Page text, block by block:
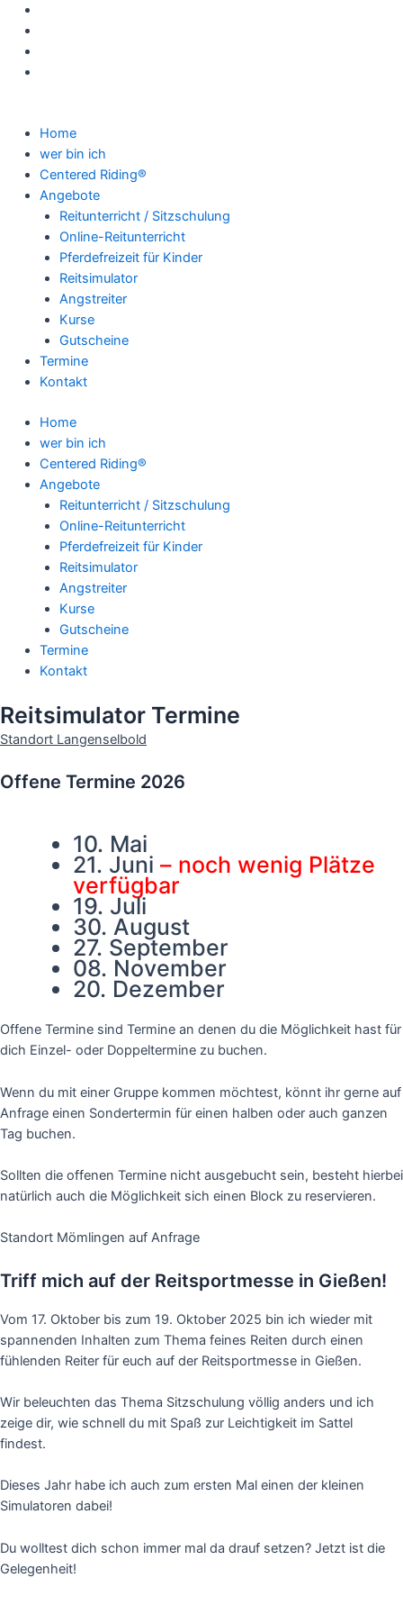
Zum
Inhalt
springen
Home
wer bin ich
Centered Riding®
Angebote
Reitunterricht / Sitzschulung
Online-Reitunterricht
Pferdefreizeit für Kinder
Reitsimulator
Angstreiter
Kurse
Gutscheine
Termine
Kontakt
Home
wer bin ich
Centered Riding®
Angebote
Reitunterricht / Sitzschulung
Online-Reitunterricht
Pferdefreizeit für Kinder
Reitsimulator
Angstreiter
Kurse
Gutscheine
Termine
Kontakt
Reitsimulator Termine
Standort Langenselbold
Offene Termine 2026
10. Mai
21. Juni– noch wenig Plätze
verfügbar
19. Juli
30. August
27. September
08. November
20. Dezember
Offene Termine sind Termine an denen du die Möglichkeit hast für
dich Einzel- oder Doppeltermine zu buchen.
Wenn du mit einer Gruppe kommen möchtest, könnt ihr gerne auf
Anfrage einen Sondertermin für einen halben oder auch ganzen
Tag buchen.
Sollten die offenen Termine nicht ausgebucht sein, besteht hierbei
natürlich auch die Möglichkeit sich einen Block zu reservieren.
Standort Mömlingen auf Anfrage
Triff mich auf der Reitsportmesse in Gießen!
Vom 17. Oktober bis zum 19. Oktober 2025 bin ich wieder mit
spannenden Inhalten zum Thema feines Reiten durch einen
fühlenden Reiter für euch auf der Reitsportmesse in Gießen.
Wir beleuchten das Thema Sitzschulung völlig anders und ich
zeige dir, wie schnell du mit Spaß zur Leichtigkeit im Sattel
findest.
Dieses Jahr habe ich auch zum ersten Mal einen der kleinen
Simulatoren dabei!
Du wolltest dich schon immer mal da drauf setzen? Jetzt ist die
Gelegenheit!